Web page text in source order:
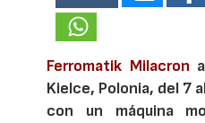
Ferromatik Milacron
Kielce, Polonia, del 7
con un máquina